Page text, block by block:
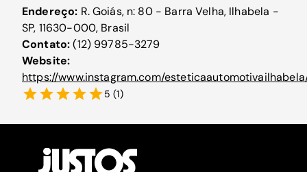
Endereço: R. Goiás, n: 80 - Barra Velha, Ilhabela -
SP, 11630-000, Brasil
Contato:(12) 99785-3279
Website:
https://www.instagram.com/
5 (1)